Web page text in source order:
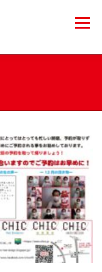
メニュー